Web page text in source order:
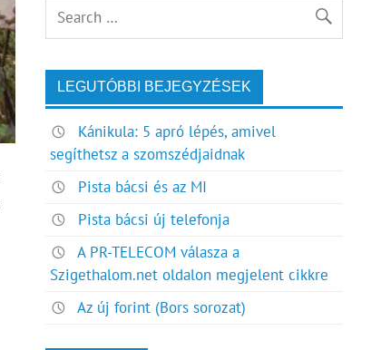
LEGUTÓBBI BEJEGYZÉSEK
Kánikula: 5 apró lépés, amivel
segíthetsz a szomszédjaidnak
Pista bácsi és az MI
Pista bácsi új telefonja
A PR-TELECOM válasza a
Szigethalom.net oldalon megjelent cikkre
Az új forint (Bors sorozat)